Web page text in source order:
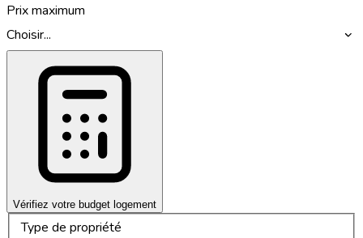
Prix maximum
Choisir...
Vérifiez votre budget logement
Type de propriété